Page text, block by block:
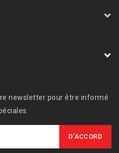
newsletter pour être informé